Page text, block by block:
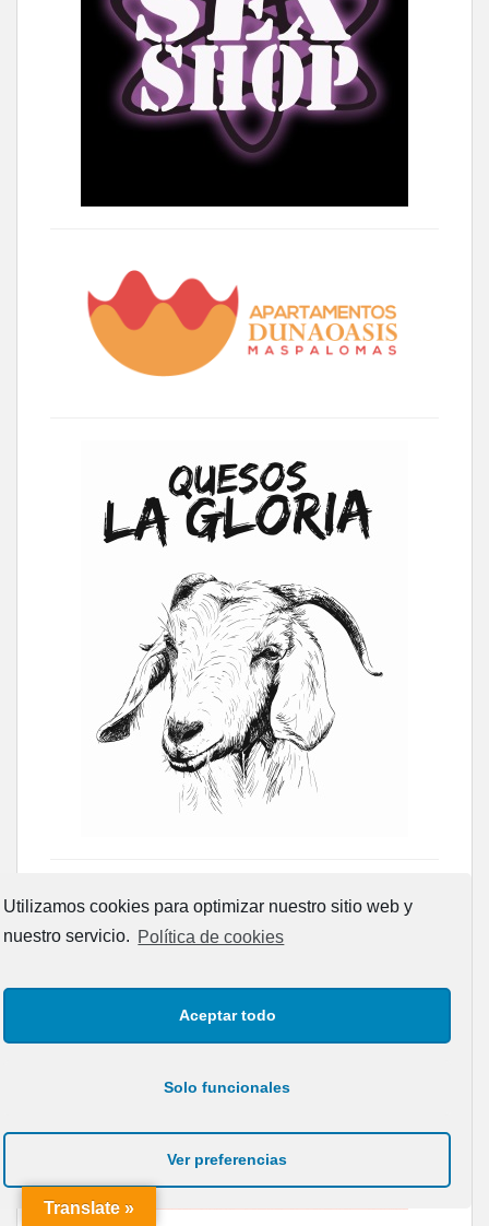
Utilizamos cookies para optimizar nuestro sitio web y
nuestro servicio. Política de cookies
Aceptar todo
Solo funcionales
Ver preferencias
Translate »